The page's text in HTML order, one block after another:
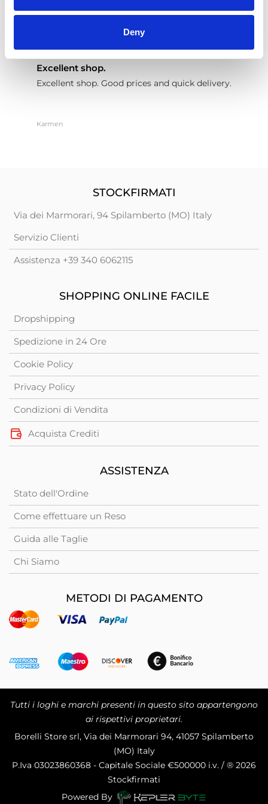
Deny
16 giorni fa
Excellent shop.
Excellent shop. Good prices and quick delivery.
Karmen
STOCKFIRMATI
Via dei Marmorari, 94 Spilamberto (MO) Italy
Servizio Clienti
Assistenza +39 340 6062115
SHOPPING ONLINE FACILE
Dropshipping
Spedizione in 24 Ore
Cookie Policy
Privacy Policy
Condizioni di Vendita
Acquista Crediti
ASSISTENZA
Stato dell'Ordine
Come effettuare un Reso
Guida alle Taglie
Chi Siamo
METODI DI PAGAMENTO
Tutti i loghi e marchi presenti in questo sito appartengono
ai rispettivi proprietari.
Borelli Store srl, Via dei Marmorari 94, 41057 Spilamberto
(MO) Italy
P.Iva 03023860368 - Capitale Sociale €500000 i.v. / ® 2026
Stockfirmati
Powered By